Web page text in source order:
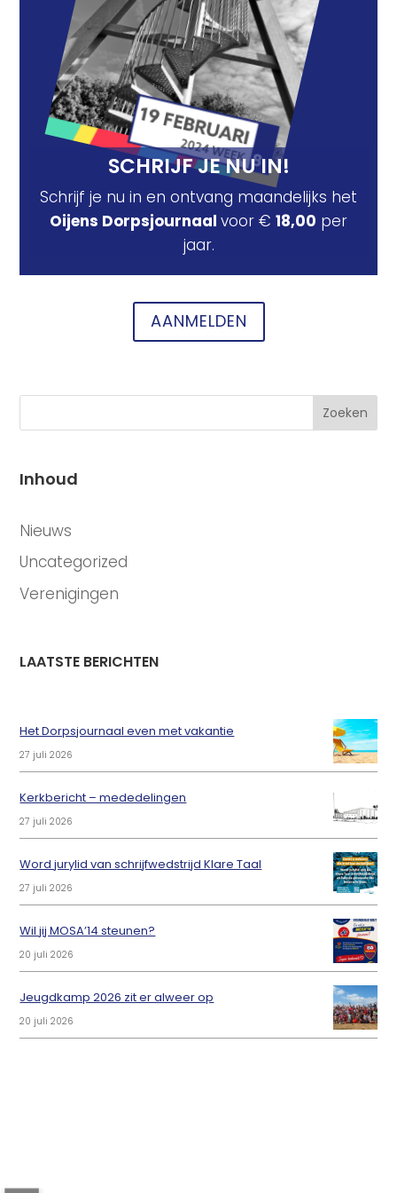
SCHRIJF JE NU IN!
Schrijf je nu in en ontvang maandelijks het
Oijens Dorpsjournaal voor € 18,00 per
jaar.
AANMELDEN
Zoeken
Inhoud
Nieuws
Uncategorized
Verenigingen
LAATSTE BERICHTEN
Het Dorpsjournaal even met vakantie
27 juli 2026
Kerkbericht – mededelingen
27 juli 2026
Word jurylid van schrijfwedstrijd Klare Taal
27 juli 2026
Wil jij MOSA’14 steunen?
20 juli 2026
Jeugdkamp 2026 zit er alweer op
20 juli 2026